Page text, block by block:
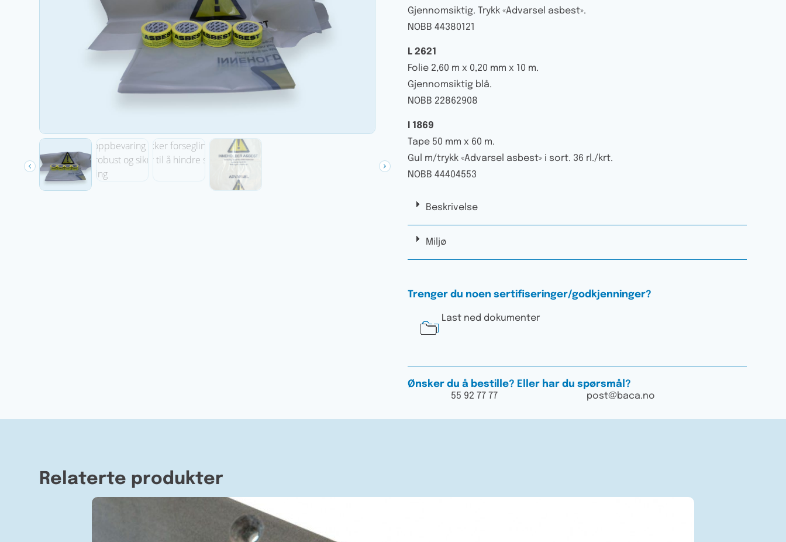
Gjennomsiktig. Trykk «Advarsel asbest».
NOBB 44380121
L 2621
Folie 2,60 m x 0,20 mm x 10 m.
Gjennomsiktig blå.
NOBB 22862908
I 1869
Tape 50 mm x 60 m.
Gul m/trykk «Advarsel asbest» i sort. 36 rl./krt.
NOBB 44404553
Beskrivelse
Miljø
Trenger du noen sertifiseringer/godkjenninger?
Last ned dokumenter
Ønsker du å bestille? Eller har du spørsmål?
55 92 77 77
post@baca.no
Relaterte produkter